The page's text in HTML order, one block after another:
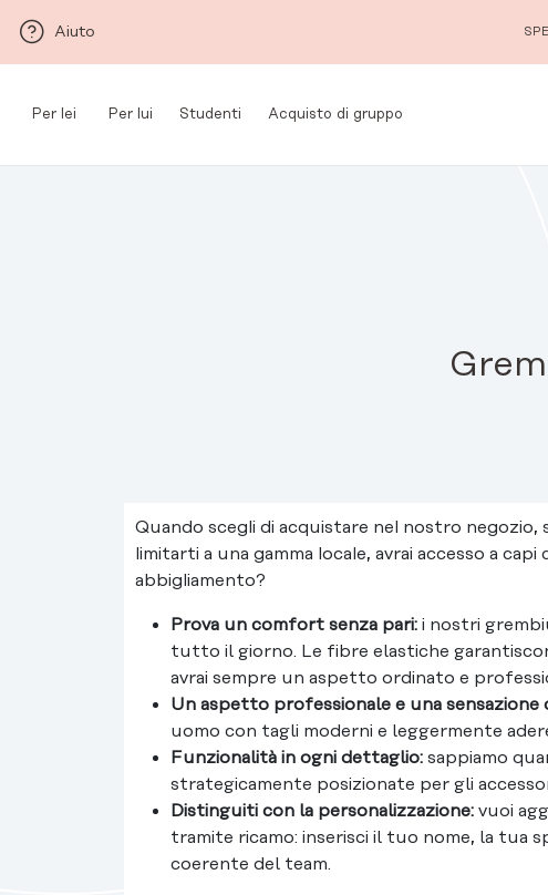
Aiuto
Per lei Per lui Studenti Acquisto di gruppo
Quando scegli di acquistare nel nostro
limitarti a una gamma locale, avrai accesso a
abbigliamento?
Prova un comfort senza pari: i nostri
tutto il giorno. Le fibre elastiche
avrai sempre un aspetto ordinato e
Un aspetto professionale e una sensazione
uomo con tagli moderni e leggermente
Funzionalità in ogni dettaglio: sappiamo
strategicamente posizionate per gli
Distinguiti con la personalizzazione: vuoi
tramite ricamo: inserisci il tuo nome, la tua
coerente del team.